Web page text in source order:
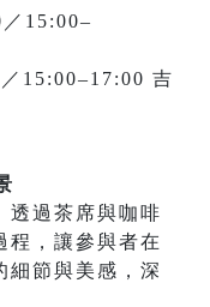
15:00–
15:00–17:00 吉
透過茶席與咖啡
程，讓參與者在
細節與美感，深